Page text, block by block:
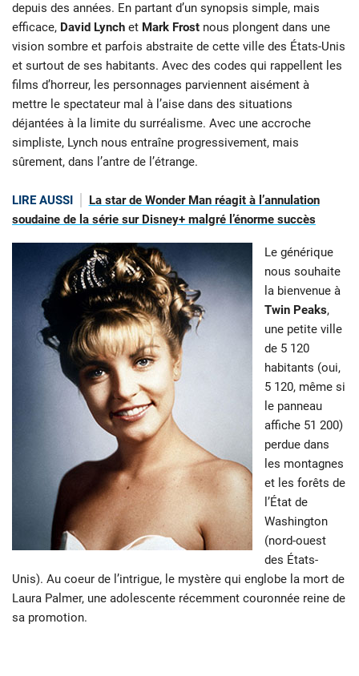
depuis des années. En partant d’un synopsis simple, mais
efficace, David Lynch et Mark Frost nous plongent dans une
vision sombre et parfois abstraite de cette ville des États-Unis
et surtout de ses habitants. Avec des codes qui rappellent les
films d’horreur, les personnages parviennent aisément à
mettre le spectateur mal à l’aise dans des situations
déjantées à la limite du surréalisme. Avec une accroche
simpliste, Lynch nous entraîne progressivement, mais
sûrement, dans l’antre de l’étrange.
LIRE AUSSI
La star de Wonder Man réagit à l’annulation
soudaine de la série sur Disney+ malgré l’énorme succès
Le générique
nous souhaite
la bienvenue à
Twin Peaks,
une petite ville
de 5 120
habitants (oui,
5 120, même si
le panneau
affiche 51 200)
perdue dans
les montagnes
et les forêts de
l’État de
Washington
(nord-ouest
des États-
Unis). Au coeur de l’intrigue, le mystère qui englobe la mort de
Laura Palmer, une adolescente récemment couronnée reine de
sa promotion.